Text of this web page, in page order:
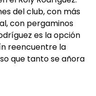
del club, con más
con pergaminos
es la opción
reencuentre la
que tanto se añora